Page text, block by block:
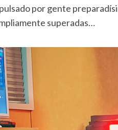
por gente
superadas…